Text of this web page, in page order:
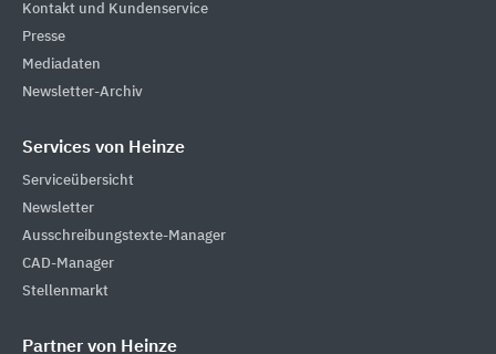
Kontakt und Kundenservice
Presse
Mediadaten
Newsletter-Archiv
Services von Heinze
Serviceübersicht
Newsletter
Ausschreibungstexte-Manager
CAD-Manager
Stellenmarkt
Partner von Heinze